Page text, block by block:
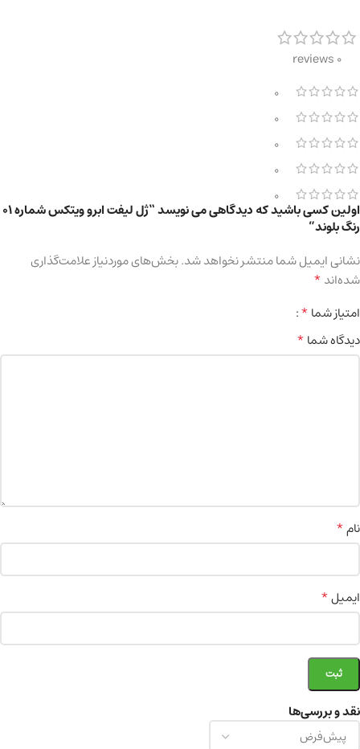
0 reviews
0
0
0
0
0
نقد و بررسی‌ها
اولین کسی باشید که دیدگاهی می نویسد “ژل لیفت ابرو ویتکس شماره ۰۱
رنگ بلوند”
نشانی ایمیل شما منتشر نخواهد شد.بخش‌های موردنیاز علامت‌گذاری
شده‌اند*
امتیاز شما*
دیدگاه شما*
نام*
ایمیل*